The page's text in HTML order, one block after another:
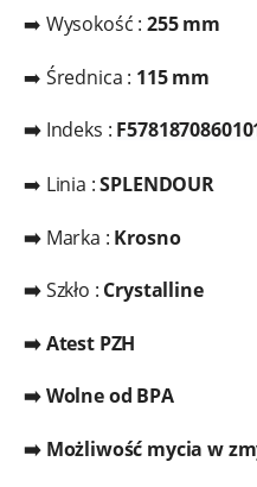
➡️ Wysokość : 255 mm
➡️ Średnica : 115 mm
➡️ Indeks :
➡️ Linia :SPLENDOUR
➡️ Marka : Krosno
➡️Szkło : Crystalline
➡️ Atest PZH
➡️ Wolne od BPA
➡️ Możliwość mycia w